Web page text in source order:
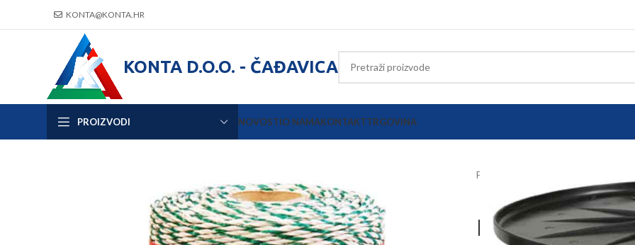
KONTA@KONTA.HR
KONTA D.O.O. - ČAĐAVICA
PROIZVODI NOVOSTIO NAMAKONTAKTTRGOVINA
Početna
Pletena žica